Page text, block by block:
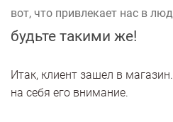
вот, что привлекает нас в
будьте такими же!
Итак, клиент зашел в
на себя его внимание.